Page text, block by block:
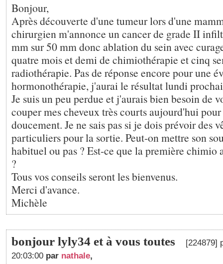
Bonjour,
Après découverte d'une tumeur lors d'une
chirurgien m'annonce un cancer de grade II
mm sur 50 mm donc ablation du sein avec
quatre mois et demi de chimiothérapie et cinq
radiothérapie. Pas de réponse encore pour une
hormonothérapie, j'aurai le résultat lundi
Je suis un peu perdue et j'aurais bien besoin de
couper mes cheveux très courts aujourd'hui
doucement. Je ne sais pas si je dois prévoir des
particuliers pour la sortie. Peut-on mettre son
habituel ou pas ? Est-ce que la première chimio
?
Tous vos conseils seront les bienvenus.
Merci d'avance.
Michèle
bonjour lyly34 et à vous toutes
[224879]
20:03:00 par nathale,